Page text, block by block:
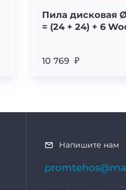
Пила дисковая
= (24 + 24) + 6
10 769 ₽
Напишите нам